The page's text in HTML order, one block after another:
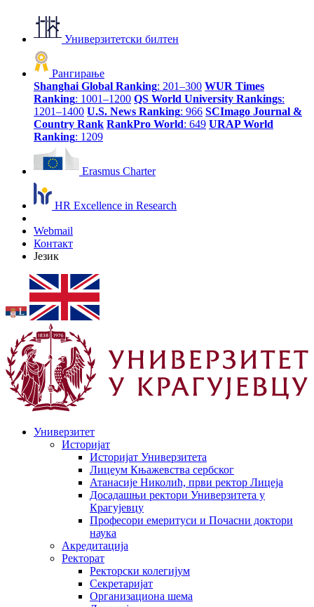
Универзитетски билтен
Рангирање
Shanghai Global Ranking: 201–300 WUR Times
Ranking: 1001–1200 QS World University Rankings:
1201–1400 U.S. News Ranking: 966 SCImago Journal &
Country Rank RankPro World: 649 URAP World
Ranking: 1209
Erasmus Charter
HR Excellence in Research
Webmail
Контакт
Језик
Универзитет
Историјат
Историјат Универзитета
Лицеум Књажевства сербског
Атанасије Николић, први ректор Лицеја
Досадашњи ректори Универзитета у
Крагујевцу
Професори емеритуси и Почасни доктори
наука
Акредитација
Ректорат
Ректорски колегијум
Секретаријат
Организациона шема